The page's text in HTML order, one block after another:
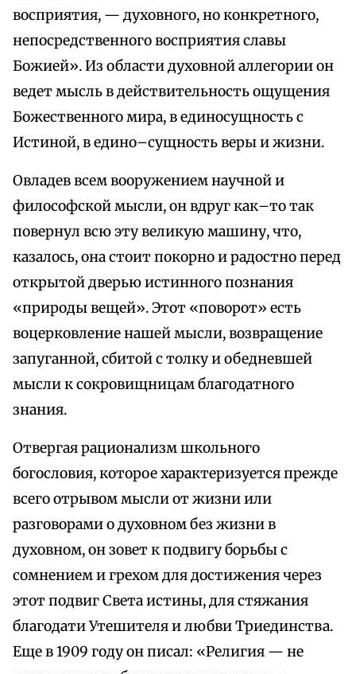
восприятия, — духовного, но конкретного,
непосредственного восприятия славы
Божией». Из области духовной аллегории он
ведет мысль в действительность ощущения
Божественного мира, в единосущность с
Истиной, в едино–сущность веры и жизни.
Овладев всем вооружением научной и
философской мысли, он вдруг как–то так
повернул всю эту великую машину, что,
казалось, она стоит покорно и радостно перед
открытой дверью истинного познания
«природы вещей». Этот «поворот» есть
воцерковление нашей мысли, возвращение
запуганной, сбитой с толку и обедневшей
мысли к сокровищницам благодатного
знания.
Отвергая рационализм школьного
богословия, которое характеризуется прежде
всего отрывом мысли от жизни или
разговорами о духовном без жизни в
духовном, он зовет к подвигу борьбы с
сомнением и грехом для достижения через
этот подвиг Света истины, для стяжания
благодати Утешителя и любви Триединства.
Еще в 1909 году он писал: «Религия — не